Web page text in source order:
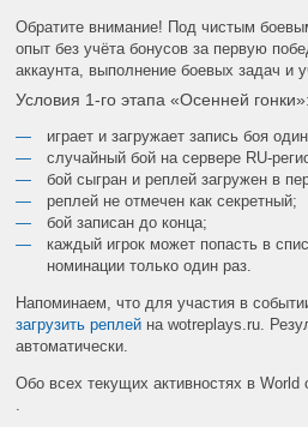
Обратите внимание! Под чистым
опыт без учёта бонусов за первую
аккаунта, выполнение боевых задач и
Условия 1-го этапа «Осенней гонки»:
играет и загружает запись боя
случайный бой на сервере RU-
бой сыгран и реплей загружен в
реплей не отмечен как секретный;
бой записан до конца;
каждый игрок может попасть в
номинации только один раз.
Напоминаем, что для участия в
загрузить реплей на wotreplays.ru.
автоматически.
Обо всех текущих активностях в